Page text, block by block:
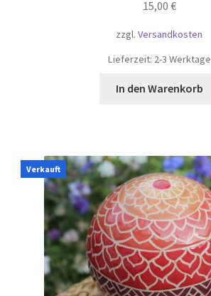
15,00 €
zzgl. Versandkosten
Lieferzeit: 2-3 Werktage
In den Warenkorb
Verkauft